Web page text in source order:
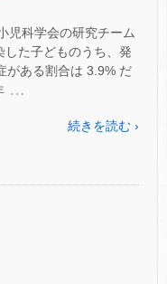
児科学会の研究チーム
した子どものうち、発
がある割合は 3.9% だ
…
続きを読む ›